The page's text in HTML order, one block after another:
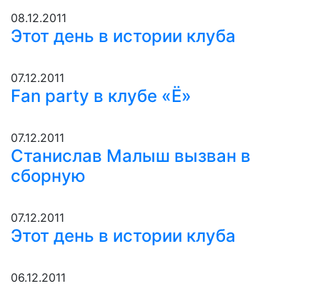
08.12.2011
Этот день в истории клуба
07.12.2011
Fan party в клубе «Ё»
07.12.2011
Станислав Малыш вызван в
сборную
07.12.2011
Этот день в истории клуба
06.12.2011